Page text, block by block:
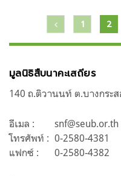
แนะแนว
เรื่อง
1 2
มูลนิธิสืบนาคะเสถียร
140 ถ.ติวานนท์ ต.บางกระ
อีเมล :
snf@seub.or.th
โทรศัพท์ : 0-2580-4381
แฟกซ์ :
0-2580-4382